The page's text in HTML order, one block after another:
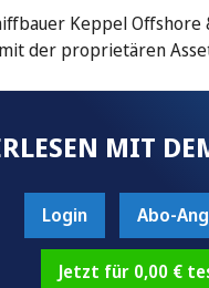
Keppel
mit der proprietären
MIT
Login Abo-
Jetzt für 0,00 €